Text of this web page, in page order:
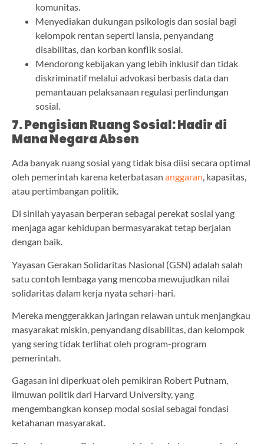
komunitas.
Menyediakan dukungan psikologis dan sosial bagi
kelompok rentan seperti lansia, penyandang
disabilitas, dan korban konflik sosial.
Mendorong kebijakan yang lebih inklusif dan tidak
diskriminatif melalui advokasi berbasis data dan
pemantauan pelaksanaan regulasi perlindungan
sosial.
7. Pengisian Ruang Sosial: Hadir di
Mana Negara Absen
Ada banyak ruang sosial yang tidak bisa diisi secara optimal
oleh pemerintah karena keterbatasan anggaran , kapasitas,
atau pertimbangan politik.
Di sinilah yayasan berperan sebagai perekat sosial yang
menjaga agar kehidupan bermasyarakat tetap berjalan
dengan baik.
Yayasan Gerakan Solidaritas Nasional (GSN) adalah salah
satu contoh lembaga yang mencoba mewujudkan nilai
solidaritas dalam kerja nyata sehari-hari.
Mereka menggerakkan jaringan relawan untuk menjangkau
masyarakat miskin, penyandang disabilitas, dan kelompok
yang sering tidak terlihat oleh program-program
pemerintah.
Gagasan ini diperkuat oleh pemikiran Robert Putnam,
ilmuwan politik dari Harvard University, yang
mengembangkan konsep modal sosial sebagai fondasi
ketahanan masyarakat.